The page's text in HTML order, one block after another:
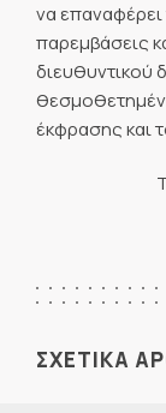
να
παρεμβάσεις
διευθυντικού
έκφρασης και
ΣΧΕΤΙΚΑ